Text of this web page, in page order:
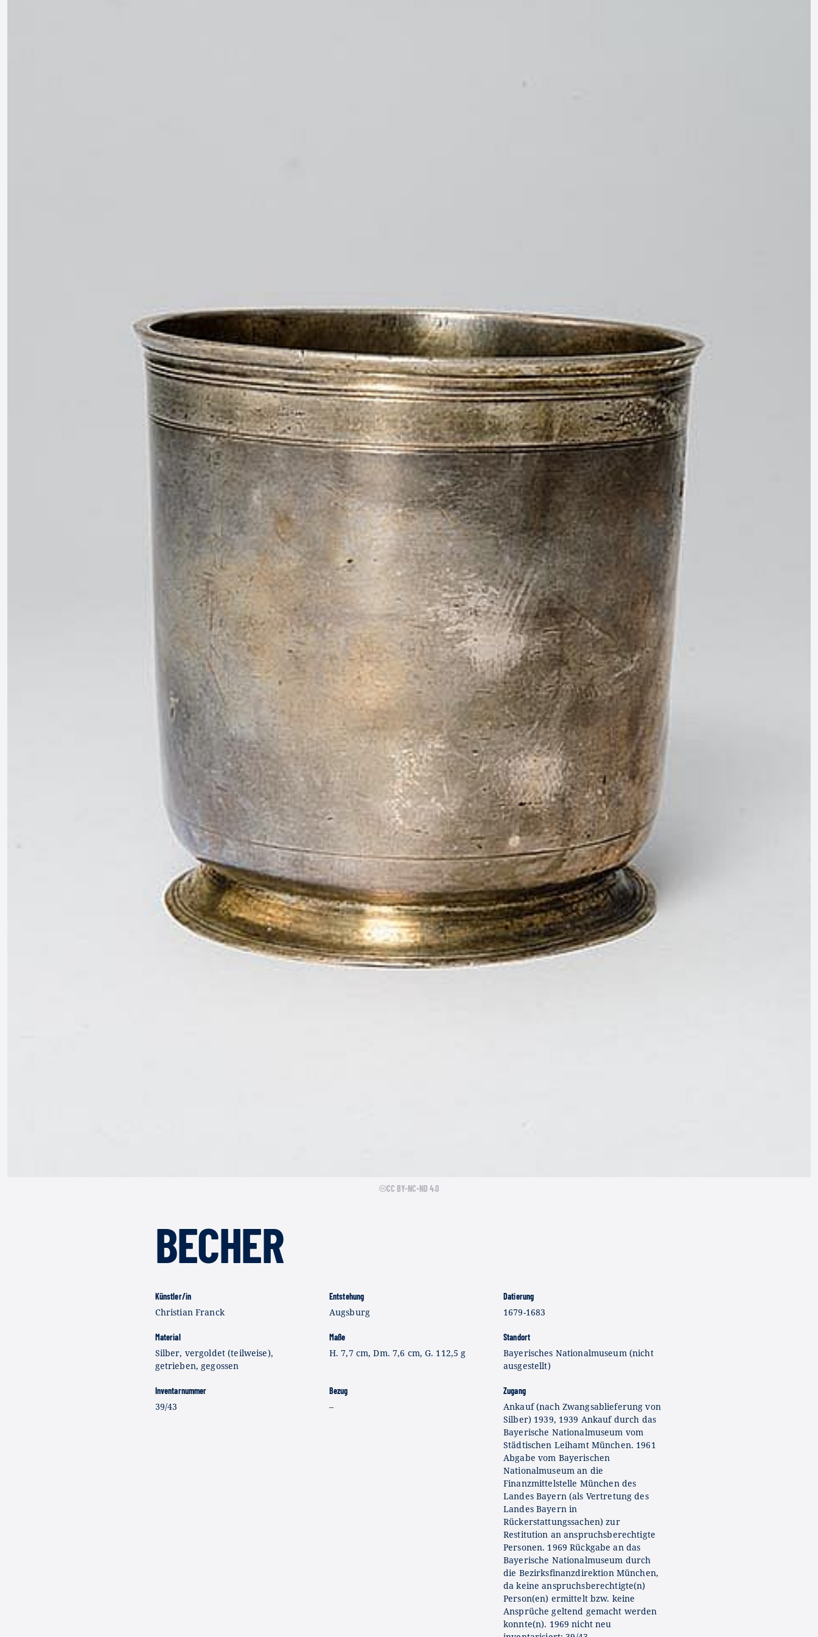
CC BY-NC-ND 4.0
BECHER
Künstler/in
Christian Franck
Entstehung
Augsburg
Datierung
1679-1683
Material
Silber, vergoldet (teilweise),
getrieben, gegossen
Maße
H. 7,7 cm, Dm. 7,6 cm, G. 112,5 g
Standort
Bayerisches Nationalmuseum (nicht
ausgestellt)
Inventarnummer
39/43
Bezug
–
Zugang
Ankauf (nach Zwangsablieferung von
Silber) 1939, 1939 Ankauf durch das
Bayerische Nationalmuseum vom
Städtischen Leihamt München. 1961
Abgabe vom Bayerischen
Nationalmuseum an die
Finanzmittelstelle München des
Landes Bayern (als Vertretung des
Landes Bayern in
Rückerstattungssachen) zur
Restitution an anspruchsberechtigte
Personen. 1969 Rückgabe an das
Bayerische Nationalmuseum durch
die Bezirksfinanzdirektion München,
da keine anspruchsberechtigte(n)
Person(en) ermittelt bzw. keine
Ansprüche geltend gemacht werden
konnte(n). 1969 nicht neu